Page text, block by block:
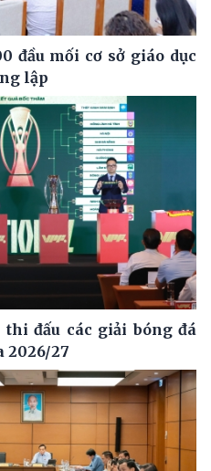
đầu mối cơ sở giáo dục
lập
đấu các giải bóng đá
2026/27